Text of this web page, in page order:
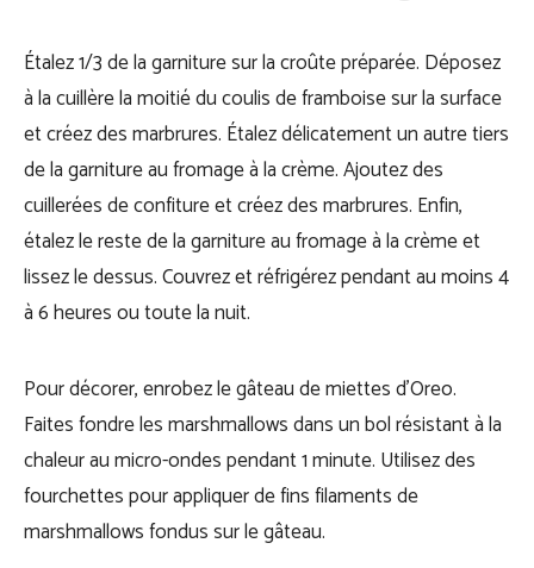
Étalez 1/3 de la garniture sur la croûte préparée. Déposez
à la cuillère la moitié du coulis de framboise sur la surface
et créez des marbrures. Étalez délicatement un autre tiers
de la garniture au fromage à la crème. Ajoutez des
cuillerées de confiture et créez des marbrures. Enfin,
étalez le reste de la garniture au fromage à la crème et
lissez le dessus. Couvrez et réfrigérez pendant au moins 4
à 6 heures ou toute la nuit.
Pour décorer, enrobez le gâteau de miettes d’Oreo.
Faites fondre les marshmallows dans un bol résistant à la
chaleur au micro-ondes pendant 1 minute. Utilisez des
fourchettes pour appliquer de fins filaments de
marshmallows fondus sur le gâteau.